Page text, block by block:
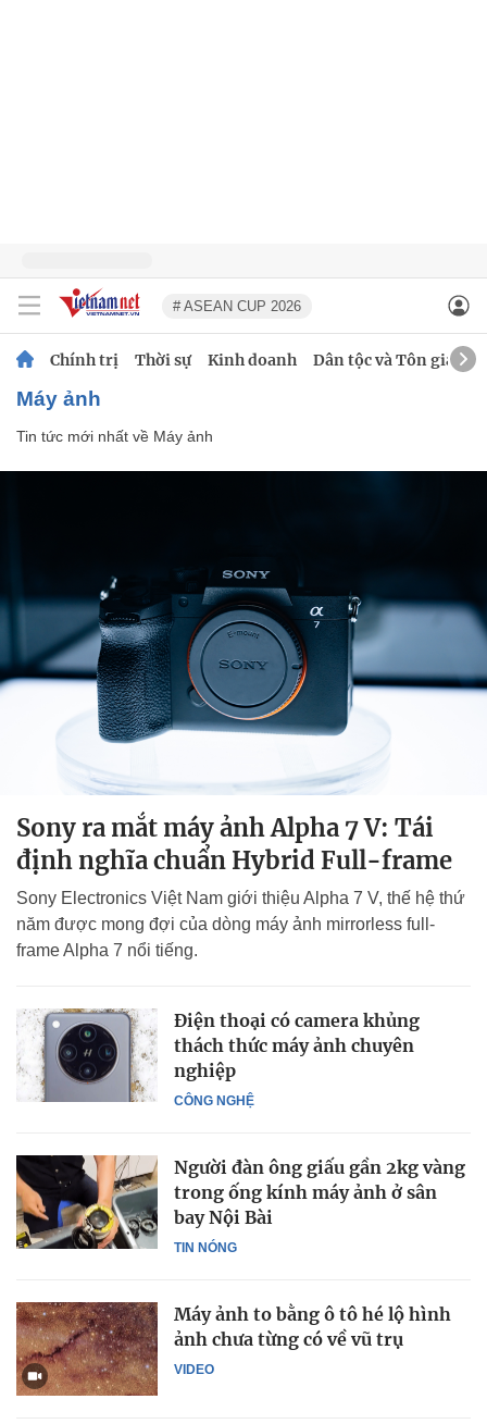
# ASEAN CUP 2026
Chính trị Thời sự Kinh doanh Dân tộc và Tôn giáo
Máy ảnh
Tin tức mới nhất về Máy ảnh
Sony ra mắt máy ảnh Alpha 7 V: Tái
định nghĩa chuẩn Hybrid Full-frame
Sony Electronics Việt Nam giới thiệu Alpha 7 V, thế hệ thứ
năm được mong đợi của dòng máy ảnh mirrorless full-
frame Alpha 7 nổi tiếng.
CÔNG NGHỆ
Điện thoại có camera khủng
thách thức máy ảnh chuyên
nghiệp
TIN NÓNG
Người đàn ông giấu gần 2kg vàng
trong ống kính máy ảnh ở sân
bay Nội Bài
VIDEO
Máy ảnh to bằng ô tô hé lộ hình
ảnh chưa từng có về vũ trụ